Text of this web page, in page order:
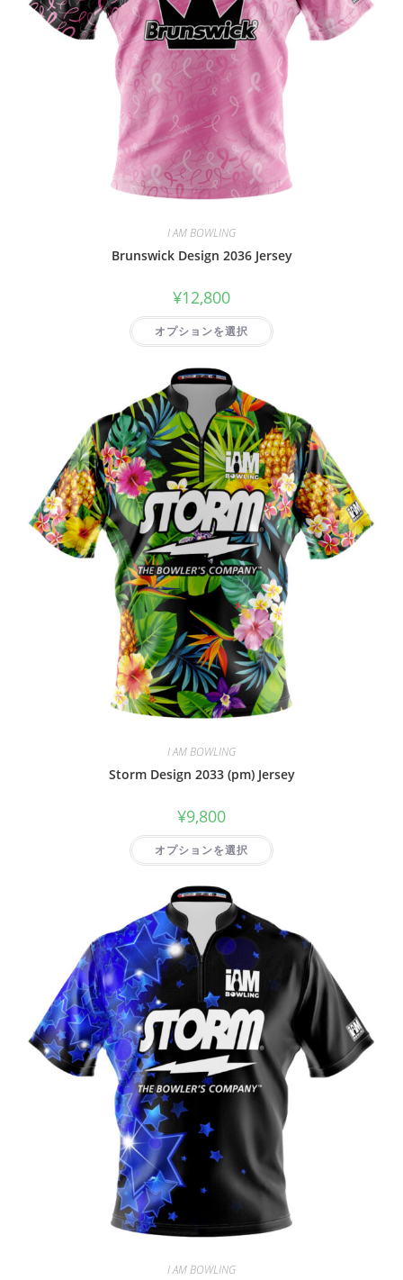
I AM BOWLING
Brunswick Design 2036 Jersey
¥12,800
オプションを選択
I AM BOWLING
Storm Design 2033 (pm) Jersey
¥9,800
オプションを選択
I AM BOWLING